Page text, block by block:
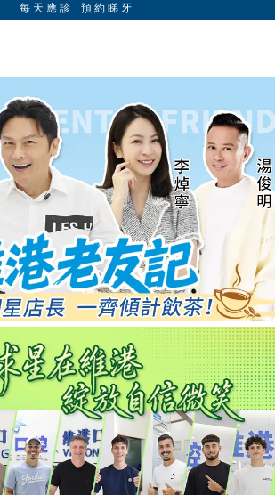
每 天 應 診 預 約 睇 牙